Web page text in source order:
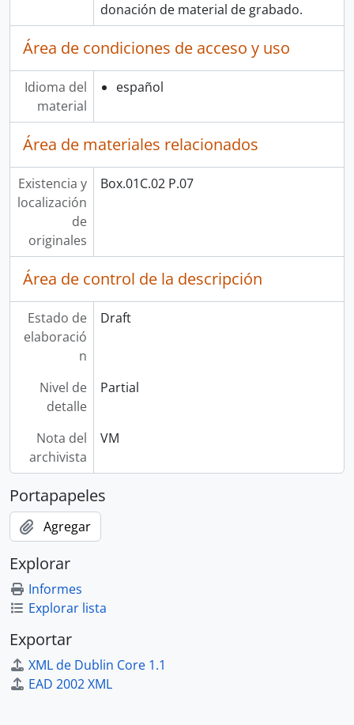
donación de material de grabado.
Área de condiciones de acceso y uso
Idioma del
material
español
Área de materiales relacionados
Existencia y
localización
de
originales
Box.01C.02 P.07
Área de control de la descripción
Estado de
elaboració
n
Draft
Nivel de
detalle
Partial
Nota del
archivista
VM
Portapapeles
Agregar
Explorar
Informes
Explorar lista
Exportar
XML de Dublin Core 1.1
EAD 2002 XML